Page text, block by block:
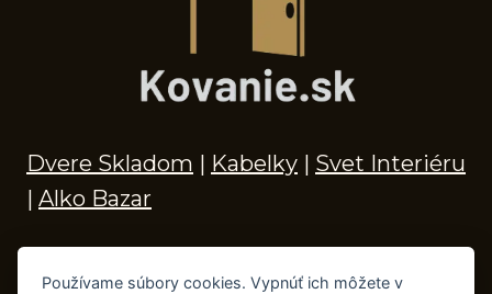
Dvere Skladom | Kabelky | Svet Interiéru
| Alko Bazar
Používame súbory cookies. Vypnúť ich môžete v